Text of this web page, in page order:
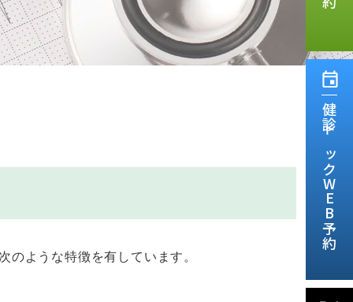
ような特徴を有しています。
健診ドックWEB予約